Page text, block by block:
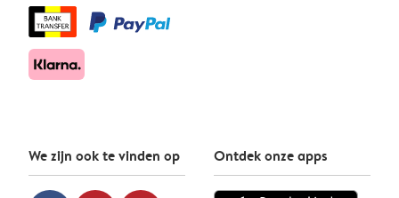
We zijn ook te vinden op Ontdek onze apps